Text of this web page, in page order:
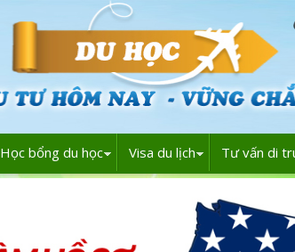
Học bổng du học Visa du lịch Tư vấn di